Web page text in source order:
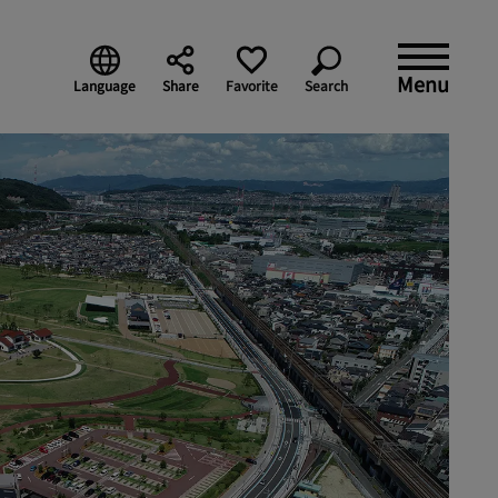
Language Share Favorite Search Menu